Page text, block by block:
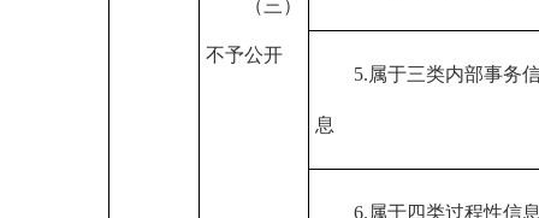
（三）
不予公开
5.属于三类内部事务
息
6.属于四类过程性信